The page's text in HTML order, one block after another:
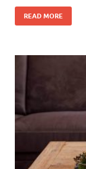
READ MORE